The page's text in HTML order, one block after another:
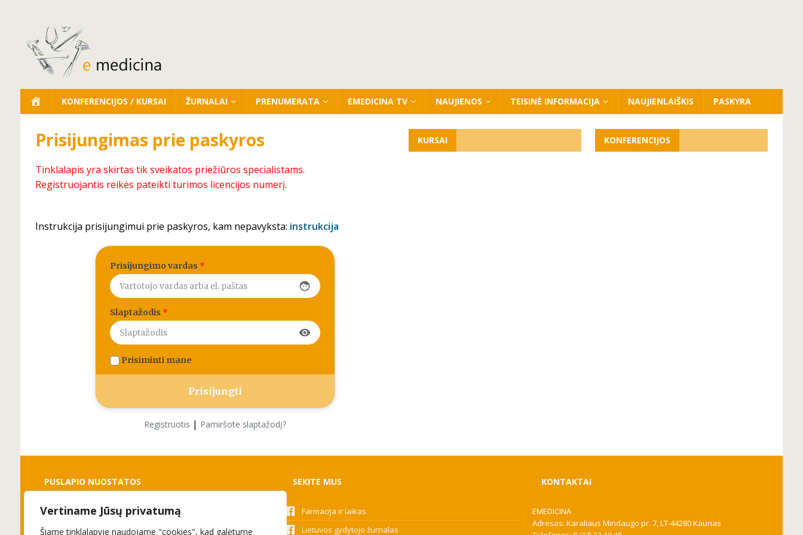
Vertiname Jūsų privatumą
Šiame tinklalapyje naudojame "cookies", kad galėtume
KONFERENCIJOS / KURSAI ŽURNALAI PRENUMERATA EMEDICINA TV NAUJIENOS TEISINĖ INFORMACIJA NAUJIENLAIŠKIS PASKYRA
Prisijungimas prie paskyros
Tinklalapis yra skirtas tik sveikatos priežiūros specialistams.
Registruojantis reikės pateikti turimos licencijos numerį.
Instrukcija prisijungimui prie paskyros, kam nepavyksta: instrukcija
Prisijungimo vardas *
face
Slaptažodis *
visibility
Prisiminti mane
Registruotis | Pamiršote slaptažodį?
KURSAI KONFERENCIJOS
PUSLAPIO NUOSTATOS
Slapukai
Privatumo politika
SEKITE MUS
Farmacija ir laikas
Lietuvos gydytojo žurnalas
KONTAKTAI
EMEDICINA
Adresas: Karaliaus Mindaugo pr. 7, LT-44280 Kaunas